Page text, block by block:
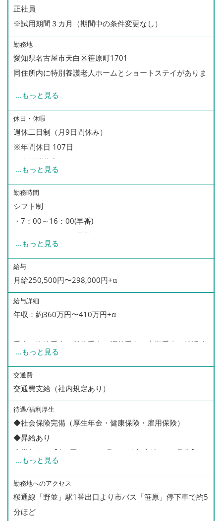
正社員
※試用期間３カ月（期間中の条件変更なし）
勤務地
愛知県名古屋市天白区笹原町1701
同住所内に特別養護老人ホームとショートステイがありま
どちらで勤務いただいても大丈夫なので、面接時にご相談
ください。
...もっと見る
休日・休暇
週休二日制（月9日間休み）
※年間休日 107日
※有給消化率65%
※育児休暇・産休有り
※半日有給制度・中抜けシフトあり
...もっと見る
勤務時間
シフト制
・7：00～16：00(早番)
・8：45～17：45(日勤)
・12：00～21：00(遅番)
・13：00～22：00(遅番2)
・22：00～ 7：00(夜勤)
...もっと見る
給与
月給250,500円〜298,000円+α
給与詳細
年収：約360万円〜410万円+α
手当：資格手当、業務手当、調整手当、夜勤手当、処遇改
善手当、家族手当、通勤手当あり
ケアマイスター制度：スキルに応じて1,000円〜20,000
円/月up
※資格・経験を考慮し決定します
...もっと見る
交通費
交通費支給（社内規定あり）
待遇/福利厚生
◆社会保険完備（厚生年金・健康保険・雇用保険）
◆昇給あり
◆賞与あり【年2回（7・12月）、昨年実績3.3ヶ月分】
◆交通費規定支給
◆有休・慶弔・育児・介護などの休暇制度
◆マイカー通勤OK（事前に相談必要）
◆退職金制度（勤続3年～）
...もっと見る
勤務地へのアクセス
桜通線「野並」駅1番出口より市バス「笹原」停下車で約5
分ほど